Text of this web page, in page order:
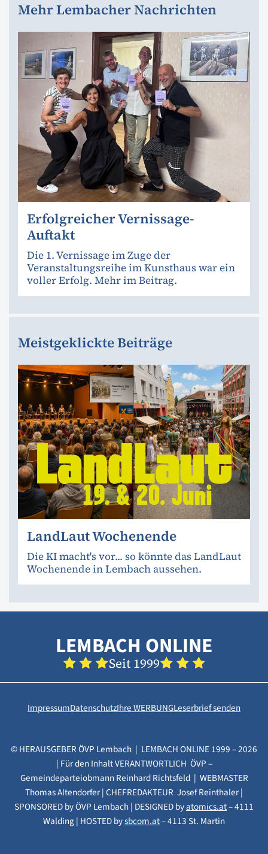
Mehr Lembacher Nachrichten
Erfolgreicher Vernissage-
Auftakt
Die 1. Vernissage im Zuge der
Veranstaltungsreihe im Kunsthaus war ein
voller Erfolg. Mehr im Beitrag.
Meistgeklickte Beiträge
LandLaut Wochenende
Die KI macht's vor... so könnte das LandLaut
Wochenende in Lembach aussehen.
LEMBACH ONLINE
Seit 1999
ImpressumDatenschutzIhre WERBUNGLeserbrief senden
© HERAUSGEBER ÖVP Lembach | LEMBACH ONLINE 1999 – 2026
| Für den Inhalt VERANTWORTLICH ÖVP –
Gemeindeparteiobmann Reinhard Richtsfeld | WEBMASTER
Thomas Altendorfer | CHEFREDAKTEUR Josef Reinthaler |
SPONSORED by ÖVP Lembach | DESIGNED byatomics.at– 4111
Walding | HOSTED bysbcom.at– 4113 St. Martin